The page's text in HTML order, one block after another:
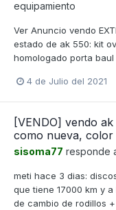
equipamiento
Ver Anuncio vendo
estado de ak 550: kit
homologado porta
4 de Julio del 2021
[VENDO] vendo
como nueva, color
sisoma77 responde
meti hace 3 dias:
que tiene 17000 km y
de cambio de rodillos